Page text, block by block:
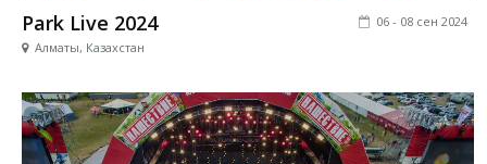
Park Live 2024
Алматы, Казахстан
06 - 08 сен 2024